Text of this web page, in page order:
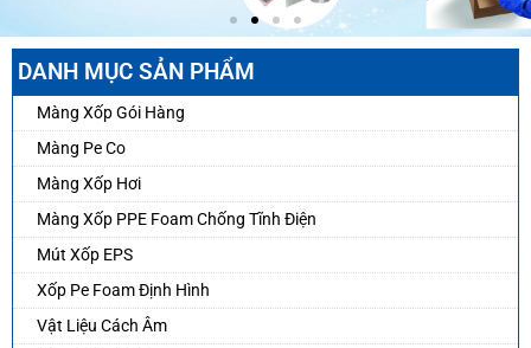
DANH MỤC SẢN PHẨM
Màng Xốp Gói Hàng
Màng Pe Co
Màng Xốp Hơi
Màng Xốp PPE Foam Chống Tĩnh Điện
Mút Xốp EPS
Xốp Pe Foam Định Hình
Vật Liệu Cách Âm